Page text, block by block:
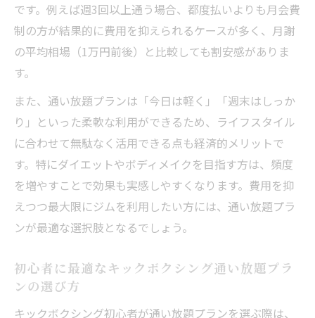
です。例えば週3回以上通う場合、都度払いよりも月会費
制の方が結果的に費用を抑えられるケースが多く、月謝
の平均相場（1万円前後）と比較しても割安感がありま
す。
また、通い放題プランは「今日は軽く」「週末はしっか
り」といった柔軟な利用ができるため、ライフスタイル
に合わせて無駄なく活用できる点も経済的メリットで
す。特にダイエットやボディメイクを目指す方は、頻度
を増やすことで効果も実感しやすくなります。費用を抑
えつつ最大限にジムを利用したい方には、通い放題プラ
ンが最適な選択肢となるでしょう。
初心者に最適なキックボクシング通い放題プラ
ンの選び方
キックボクシング初心者が通い放題プランを選ぶ際は、